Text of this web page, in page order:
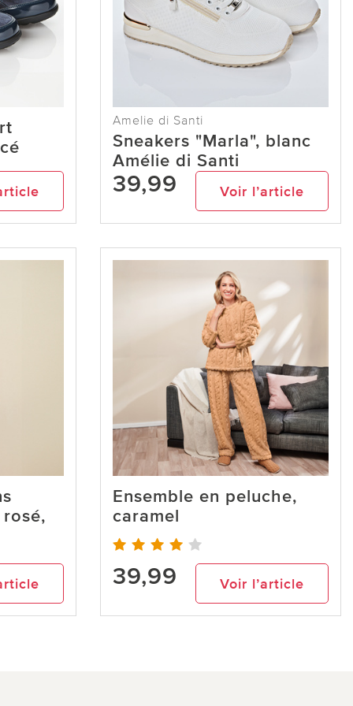
Amelie di Santi
Sneakers "Marla", blanc
Amélie di Santi
39,99 Voir l’article
Ensemble en peluche,
caramel
39,99 Voir l’article